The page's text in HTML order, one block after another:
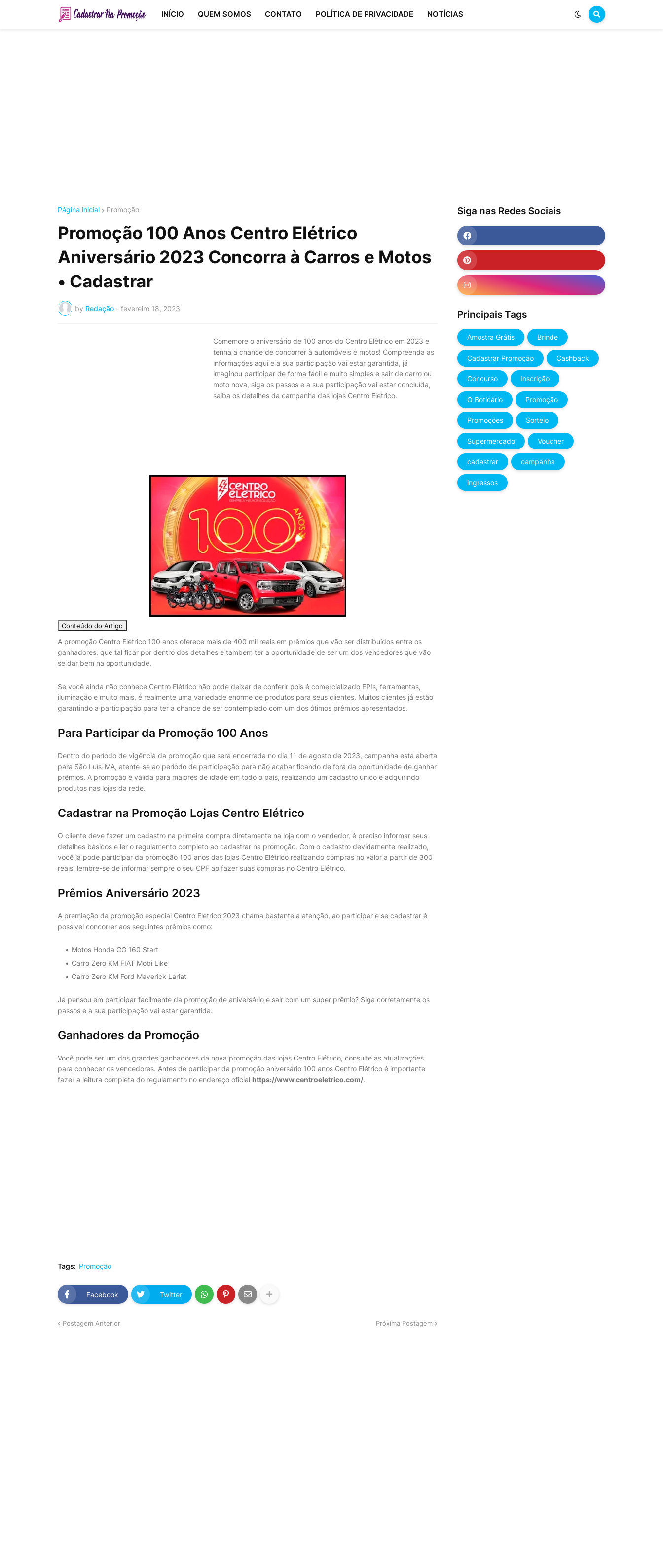
INÍCIO QUEM SOMOS CONTATO POLÍTICA DE PRIVACIDADE NOTÍCIAS
Página inicial Promoção
Promoção 100 Anos Centro Elétrico
Aniversário 2023 Concorra à Carros e Motos
• Cadastrar
by Redação - fevereiro 18, 2023
Comemore o aniversário de 100 anos do Centro Elétrico em 2023 e
tenha a chance de concorrer à automóveis e motos! Compreenda as
informações aqui e a sua participação vai estar garantida, já
imaginou participar de forma fácil e muito simples e sair de carro ou
moto nova, siga os passos e a sua participação vai estar concluída,
saiba os detalhes da campanha das lojas Centro Elétrico.
Conteúdo do Artigo
A promoção Centro Elétrico 100 anos oferece mais de 400 mil reais em prêmios que vão ser distribuídos entre os
ganhadores, que tal ficar por dentro dos detalhes e também ter a oportunidade de ser um dos vencedores que vão
se dar bem na oportunidade.
Se você ainda não conhece Centro Elétrico não pode deixar de conferir pois é comercializado EPIs, ferramentas,
iluminação e muito mais, é realmente uma variedade enorme de produtos para seus clientes. Muitos clientes já estão
garantindo a participação para ter a chance de ser contemplado com um dos ótimos prêmios apresentados.
Para Participar da Promoção 100 Anos
Dentro do período de vigência da promoção que será encerrada no dia 11 de agosto de 2023, campanha está aberta
para São Luís-MA, atente-se ao período de participação para não acabar ficando de fora da oportunidade de ganhar
prêmios. A promoção é válida para maiores de idade em todo o país, realizando um cadastro único e adquirindo
produtos nas lojas da rede.
Cadastrar na Promoção Lojas Centro Elétrico
O cliente deve fazer um cadastro na primeira compra diretamente na loja com o vendedor, é preciso informar seus
detalhes básicos e ler o regulamento completo ao cadastrar na promoção. Com o cadastro devidamente realizado,
você já pode participar da promoção 100 anos das lojas Centro Elétrico realizando compras no valor a partir de 300
reais, lembre-se de informar sempre o seu CPF ao fazer suas compras no Centro Elétrico.
Prêmios Aniversário 2023
A premiação da promoção especial Centro Elétrico 2023 chama bastante a atenção, ao participar e se cadastrar é
possível concorrer aos seguintes prêmios como:
Motos Honda CG 160 Start
Carro Zero KM FIAT Mobi Like
Carro Zero KM Ford Maverick Lariat
Já pensou em participar facilmente da promoção de aniversário e sair com um super prêmio? Siga corretamente os
passos e a sua participação vai estar garantida.
Ganhadores da Promoção
Você pode ser um dos grandes ganhadores da nova promoção das lojas Centro Elétrico, consulte as atualizações
para conhecer os vencedores. Antes de participar da promoção aniversário 100 anos Centro Elétrico é importante
fazer a leitura completa do regulamento no endereço oficial https://www.centroeletrico.com/.
Tags: Promoção
Facebook Twitter
Postagem Anterior Próxima Postagem
Siga nas Redes Sociais
Principais Tags
Amostra Grátis Brinde
Cadastrar Promoção Cashback
Concurso Inscrição
O Boticário Promoção
Promoções Sorteio
Supermercado Voucher
cadastrar campanha
ingressos